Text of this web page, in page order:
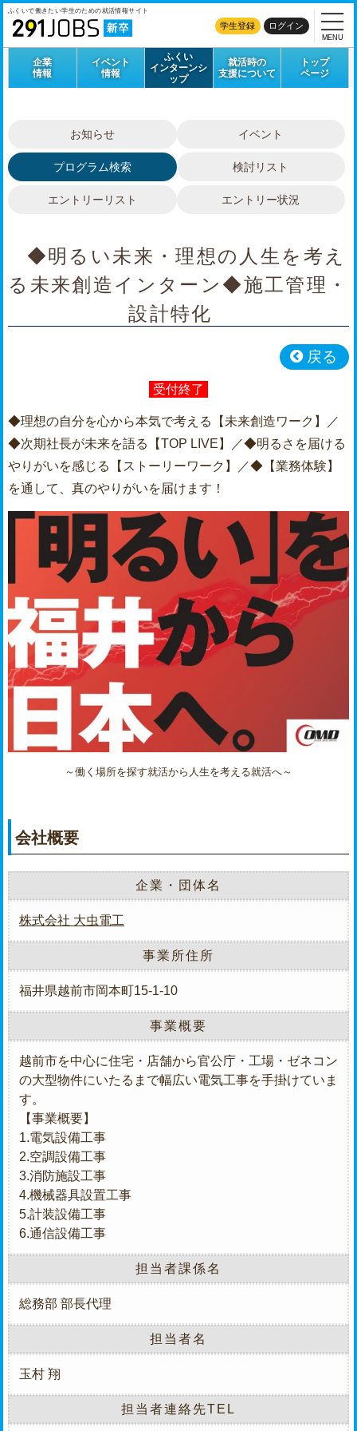
ふくいで働きたい学生のための就活情報サイト
学生登録 ログイン
企業
情報
イベント
情報
ふくい
インターンシ
ップ
就活時の
支援について
トップ
ページ
MENU
お知らせ イベント
プログラム検索 検討リスト
エントリーリスト エントリー状況
◆明るい未来・理想の人生を考え
る未来創造インターン◆施工管理・
設計特化
戻る
受付終了
◆理想の自分を心から本気で考える【未来創造ワーク】／
◆次期社長が未来を語る【TOP LIVE】／◆明るさを届ける
やりがいを感じる【ストーリーワーク】／◆【業務体験】
を通して、真のやりがいを届けます！
～働く場所を探す就活から人生を考える就活へ～
会社概要
企業・団体名
株式会社 大虫電工
事業所住所
福井県越前市岡本町15-1-10
事業概要
越前市を中心に住宅・店舗から官公庁・工場・ゼネコン
の大型物件にいたるまで幅広い電気工事を手掛けていま
す。
【事業概要】
1.電気設備工事
2.空調設備工事
3.消防施設工事
4.機械器具設置工事
5.計装設備工事
6.通信設備工事
担当者課係名
総務部 部長代理
担当者名
玉村 翔
担当者連絡先TEL